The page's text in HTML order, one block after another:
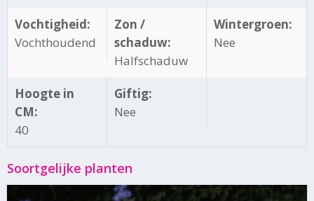
Vochtigheid:
Vochthoudend
Zon /
schaduw:
Halfschaduw
Wintergroen:
Nee
Hoogte in
CM:
40
Giftig:
Nee
Soortgelijke planten